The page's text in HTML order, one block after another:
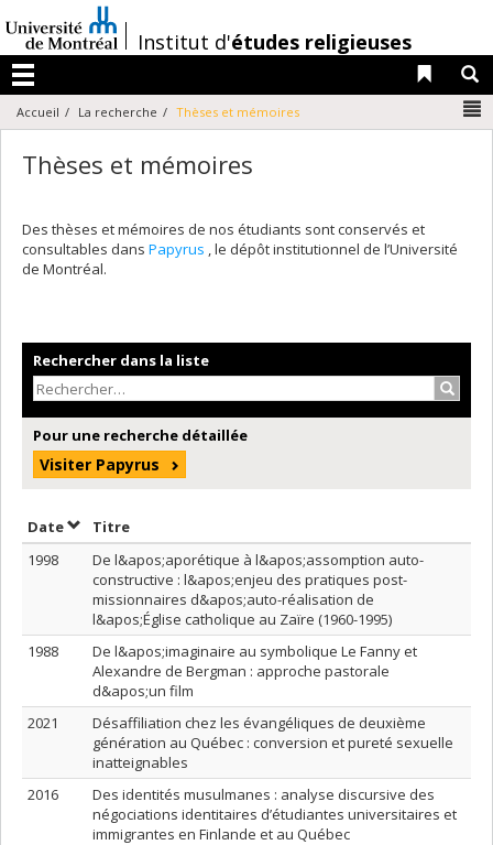
au
contenu
/Institut d'études religieuses
Menu
Liens
Accueil La recherche Thèses et mémoires
Thèses et mémoires
Des thèses et mémoires de nos étudiants sont conservés et
consultables dans Papyrus , le dépôt institutionnel de l’Université
de Montréal.
Rechercher dans la liste
Pour une recherche détaillée
Visiter Papyrus
DateTrier par date en ordre croissant
Titre
1998
De l&apos;aporétique à l&apos;assomption auto-
constructive : l&apos;enjeu des pratiques post-
missionnaires d&apos;auto-réalisation de
l&apos;Église catholique au Zaïre (1960-1995)
1988
De l&apos;imaginaire au symbolique Le Fanny et
Alexandre de Bergman : approche pastorale
d&apos;un film
2021
Désaffiliation chez les évangéliques de deuxième
génération au Québec : conversion et pureté sexuelle
inatteignables
2016
Des identités musulmanes : analyse discursive des
négociations identitaires d’étudiantes universitaires et
immigrantes en Finlande et au Québec